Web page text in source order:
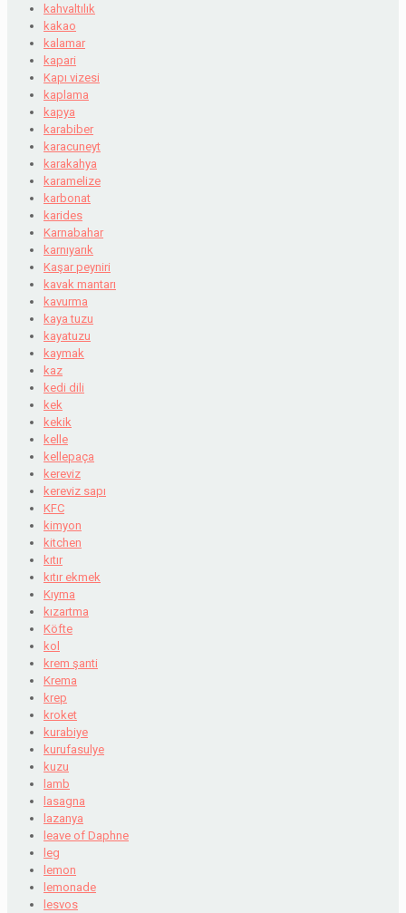
kahvaltılık
kakao
kalamar
kapari
Kapı vizesi
kaplama
kapya
karabiber
karacuneyt
karakahya
karamelize
karbonat
karides
Karnabahar
karnıyarık
Kaşar peyniri
kavak mantarı
kavurma
kaya tuzu
kayatuzu
kaymak
kaz
kedi dili
kek
kekik
kelle
kellepaça
kereviz
kereviz sapı
KFC
kimyon
kitchen
kıtır
kıtır ekmek
Kıyma
kızartma
Köfte
kol
krem şanti
Krema
krep
kroket
kurabiye
kurufasulye
kuzu
lamb
lasagna
lazanya
leave of Daphne
leg
lemon
lemonade
lesvos